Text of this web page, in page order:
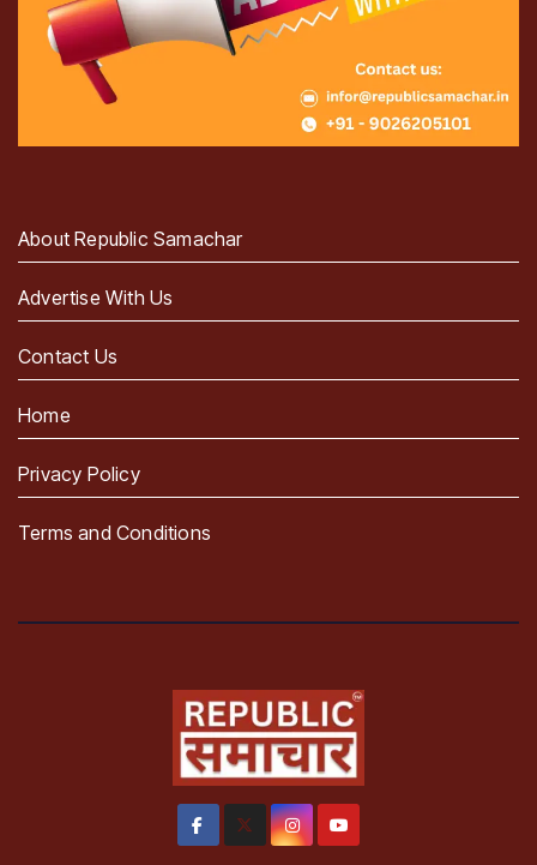
About Republic Samachar
Advertise With Us
Contact Us
Home
Privacy Policy
Terms and Conditions